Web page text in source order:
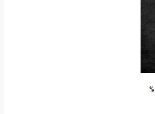
الأشكال
المنتج.